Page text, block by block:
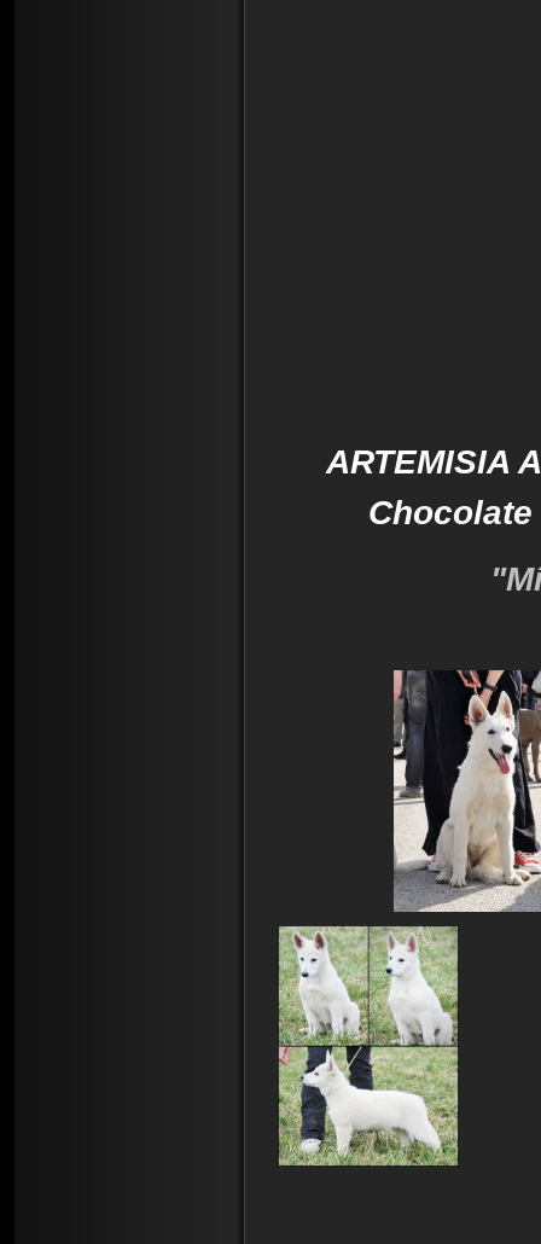
ARTEMISIA
Chocolate